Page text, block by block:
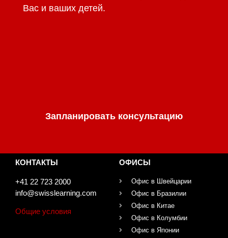
Вас и ваших детей.
Запланировать консультацию
КОНТАКТЫ
+41 22 723 2000
info@swisslearning.com
Общие условия
ОФИСЫ
Офис в Швейцарии
Офис в Бразилии
Офис в Китае
Офис в Колумбии
Офис в Японии